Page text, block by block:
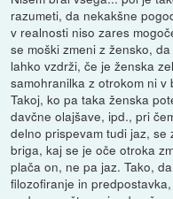
razumeti, da nekakšne
v realnosti niso zares
se moški zmeni z žensko,
lahko vzdrži, če je ženska
samohranilka z otrokom ni
Takoj, ko pa taka ženska
davčne olajšave, ipd., pri
delno prispevam tudi jaz, se
briga, kaj se je oče otroka
plača on, ne pa jaz. Tako,
filozofiranje in